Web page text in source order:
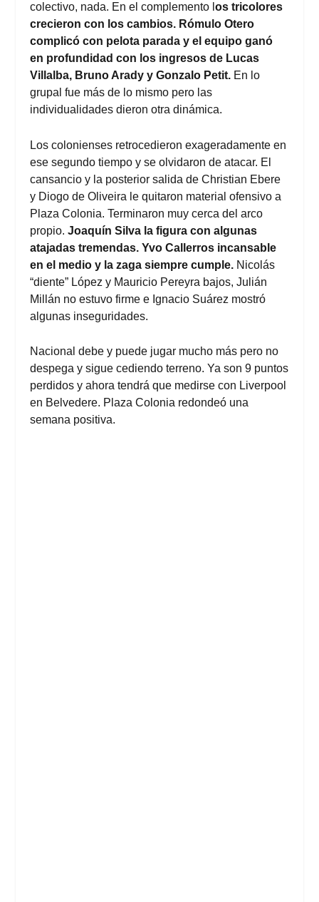
colectivo, nada. En el complemento los tricolores
crecieron con los cambios. Rómulo Otero
complicó con pelota parada y el equipo ganó
en profundidad con los ingresos de Lucas
Villalba, Bruno Arady y Gonzalo Petit. En lo
grupal fue más de lo mismo pero las
individualidades dieron otra dinámica.
Los colonienses retrocedieron exageradamente en
ese segundo tiempo y se olvidaron de atacar. El
cansancio y la posterior salida de Christian Ebere
y Diogo de Oliveira le quitaron material ofensivo a
Plaza Colonia. Terminaron muy cerca del arco
propio.Joaquín Silva la figura con algunas
atajadas tremendas. Yvo Callerros incansable
en el medio y la zaga siempre cumple. Nicolás
“diente” López y Mauricio Pereyra bajos, Julián
Millán no estuvo firme e Ignacio Suárez mostró
algunas inseguridades.
Nacional debe y puede jugar mucho más pero no
despega y sigue cediendo terreno. Ya son 9 puntos
perdidos y ahora tendrá que medirse con Liverpool
en Belvedere. Plaza Colonia redondeó una
semana positiva.